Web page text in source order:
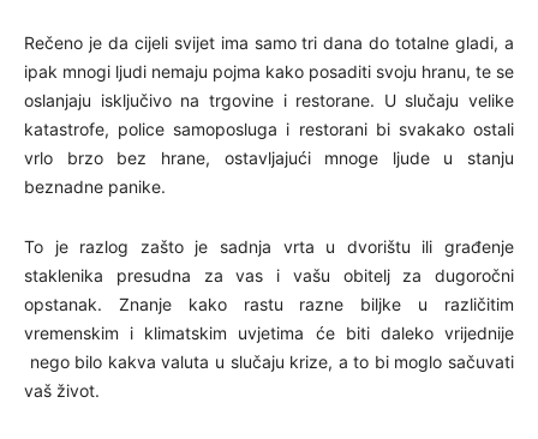
Rečeno je da cijeli svijet ima samo tri dana do totalne gladi, a
ipak mnogi ljudi nemaju pojma kako posaditi svoju hranu, te se
oslanjaju isključivo na trgovine i restorane. U slučaju velike
katastrofe, police samoposluga i restorani bi svakako ostali
vrlo brzo bez hrane, ostavljajući mnoge ljude u stanju
beznadne panike.
To je razlog zašto je sadnja vrta u dvorištu ili građenje
staklenika presudna za vas i vašu obitelj za dugoročni
opstanak. Znanje kako rastu razne biljke u različitim
vremenskim i klimatskim uvjetima će biti daleko vrijednije
nego bilo kakva valuta u slučaju krize, a to bi moglo sačuvati
vaš život.